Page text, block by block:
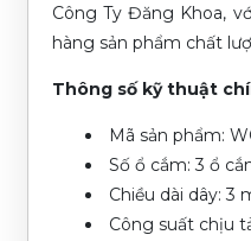
Công Ty Đăng Khoa,
hàng sản phẩm chất
Thông số kỹ thuật
Mã sản phẩm:
Số ổ cắm: 3 ổ
Chiều dài dây: 3
Công suất chịu